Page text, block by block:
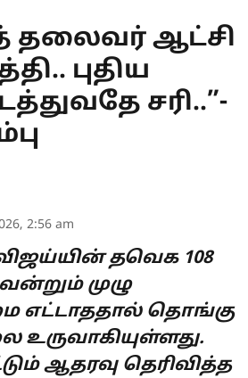
தலைவர் ஆட்சி
புதிய
சரி..”-
2:56 am
தவெக 108
முழு
எட்டாததால் தொங்கு
உருவாகியுள்ளது.
ஆதரவு தெரிவித்த